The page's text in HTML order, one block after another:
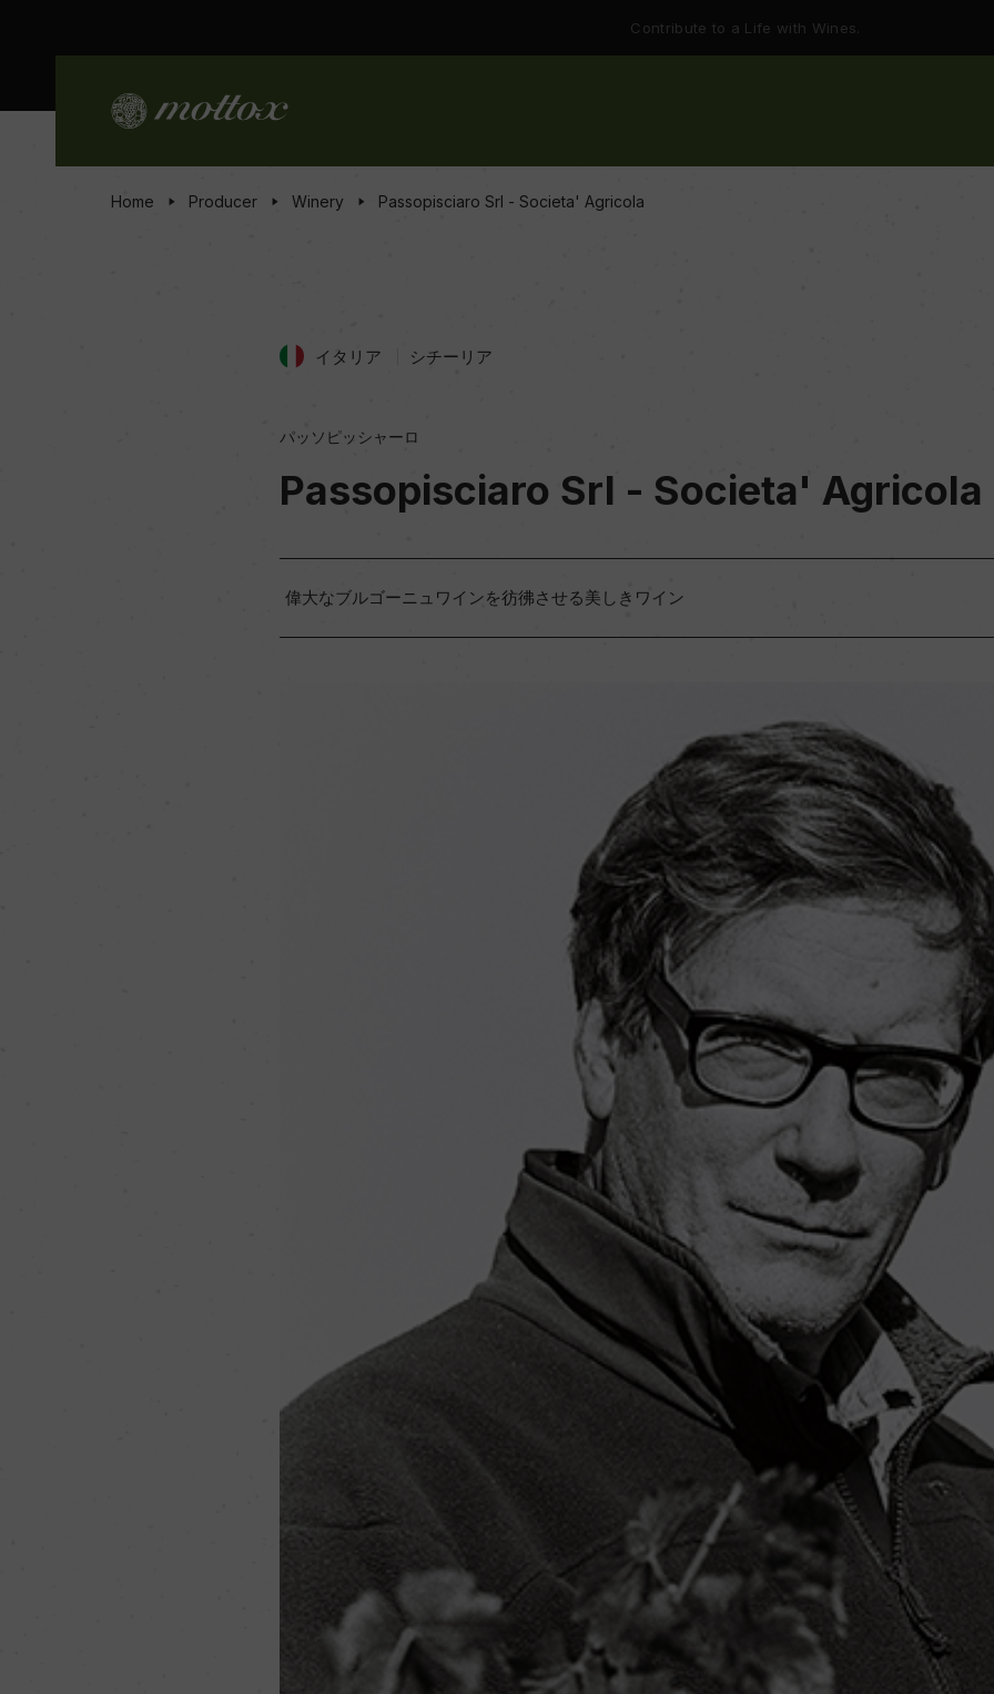
Contribute to a Life with Wines.
Home Producer Winery Passopisciaro Srl - Societa' Agricola
イタリア シチーリア
パッソピッシャーロ
Passopisciaro Srl - Societa' Agricola
偉大なブルゴーニュワインを彷彿させる美しきワイン